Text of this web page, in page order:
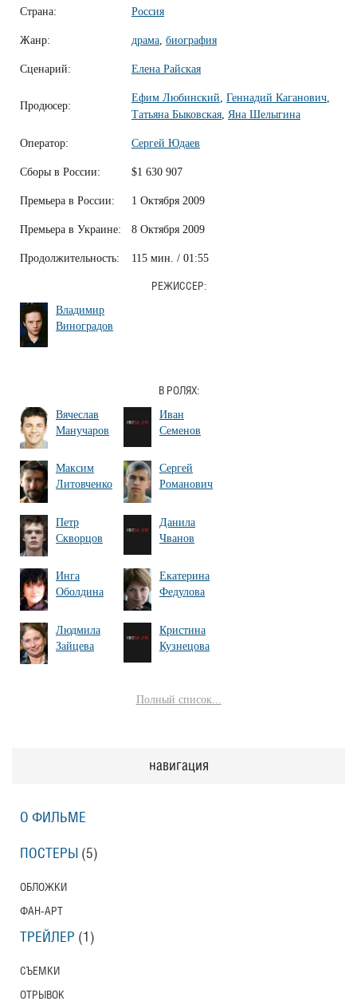
Страна: Россия
Жанр: драма, биография
Сценарий: Елена Райская
Продюсер:
Ефим Любинский, Геннадий Каганович,
Татьяна Быковская, Яна Шелыгина
Оператор: Сергей Юдаев
Сборы в России: $1 630 907
Премьера в России: 1 Октября 2009
Премьера в Украине: 8 Октября 2009
Продолжительность: 115 мин. / 01:55
РЕЖИССЕР:
Владимир
Виноградов
В РОЛЯХ:
Вячеслав
Манучаров
Иван
Семенов
Максим
Литовченко
Сергей
Романович
Петр
Скворцов
Данила
Чванов
Инга
Оболдина
Екатерина
Федулова
Людмила
Зайцева
Кристина
Кузнецова
Полный список...
навигация
О ФИЛЬМЕ
ПОСТЕРЫ (5)
ОБЛОЖКИ
ФАН-АРТ
ТРЕЙЛЕР (1)
СЪЕМКИ
ОТРЫВОК